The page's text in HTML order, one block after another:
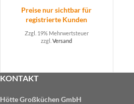
Preise nur sichtbar für
registrierte Kunden
Zzgl. 19% Mehrwertsteuer
zzgl.Versand
KONTAKT
Hötte Großküchen GmbH